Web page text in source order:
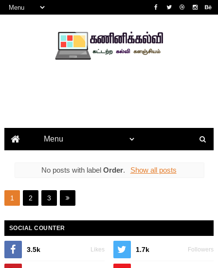
No posts with labelOrder. Show all posts
1 2 3
SOCIAL COUNTER
3.5k Likes 1.7k Followers